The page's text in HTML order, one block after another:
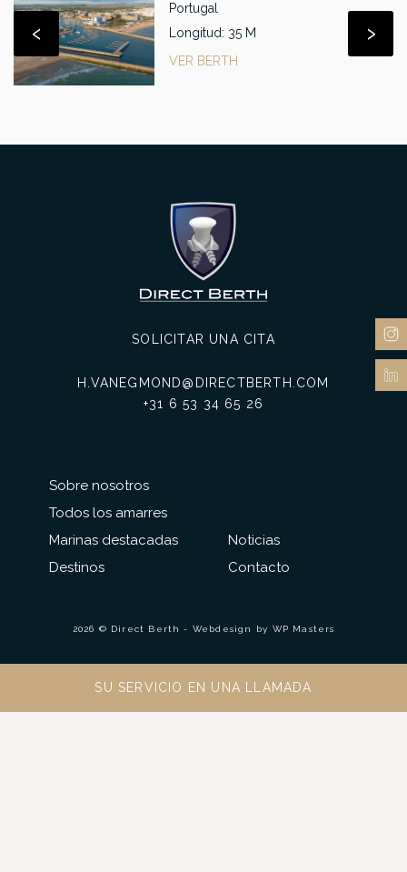
Portugal
Longitud: 35 M
VER BERTH
‹ ›
Sobre nosotros
Todos los amarres
Marinas destacadas
Destinos
SOLICITAR UNA CITA
H.VANEGMOND@DIRECTBERTH.COM
+31 6 53 34 65 26
Noticias
Contacto
2026 © Direct Berth - Webdesign by WP Masters
SU SERVICIO EN UNA LLAMADA